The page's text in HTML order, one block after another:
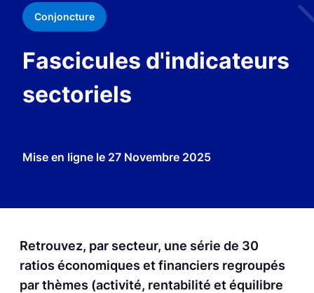
Conjoncture
Fascicules d'indicateurs
sectoriels
Mise en ligne le 27 Novembre 2025
Retrouvez, par secteur, une série de 30
ratios économiques et financiers regroupés
par thèmes (activité, rentabilité et équilibre